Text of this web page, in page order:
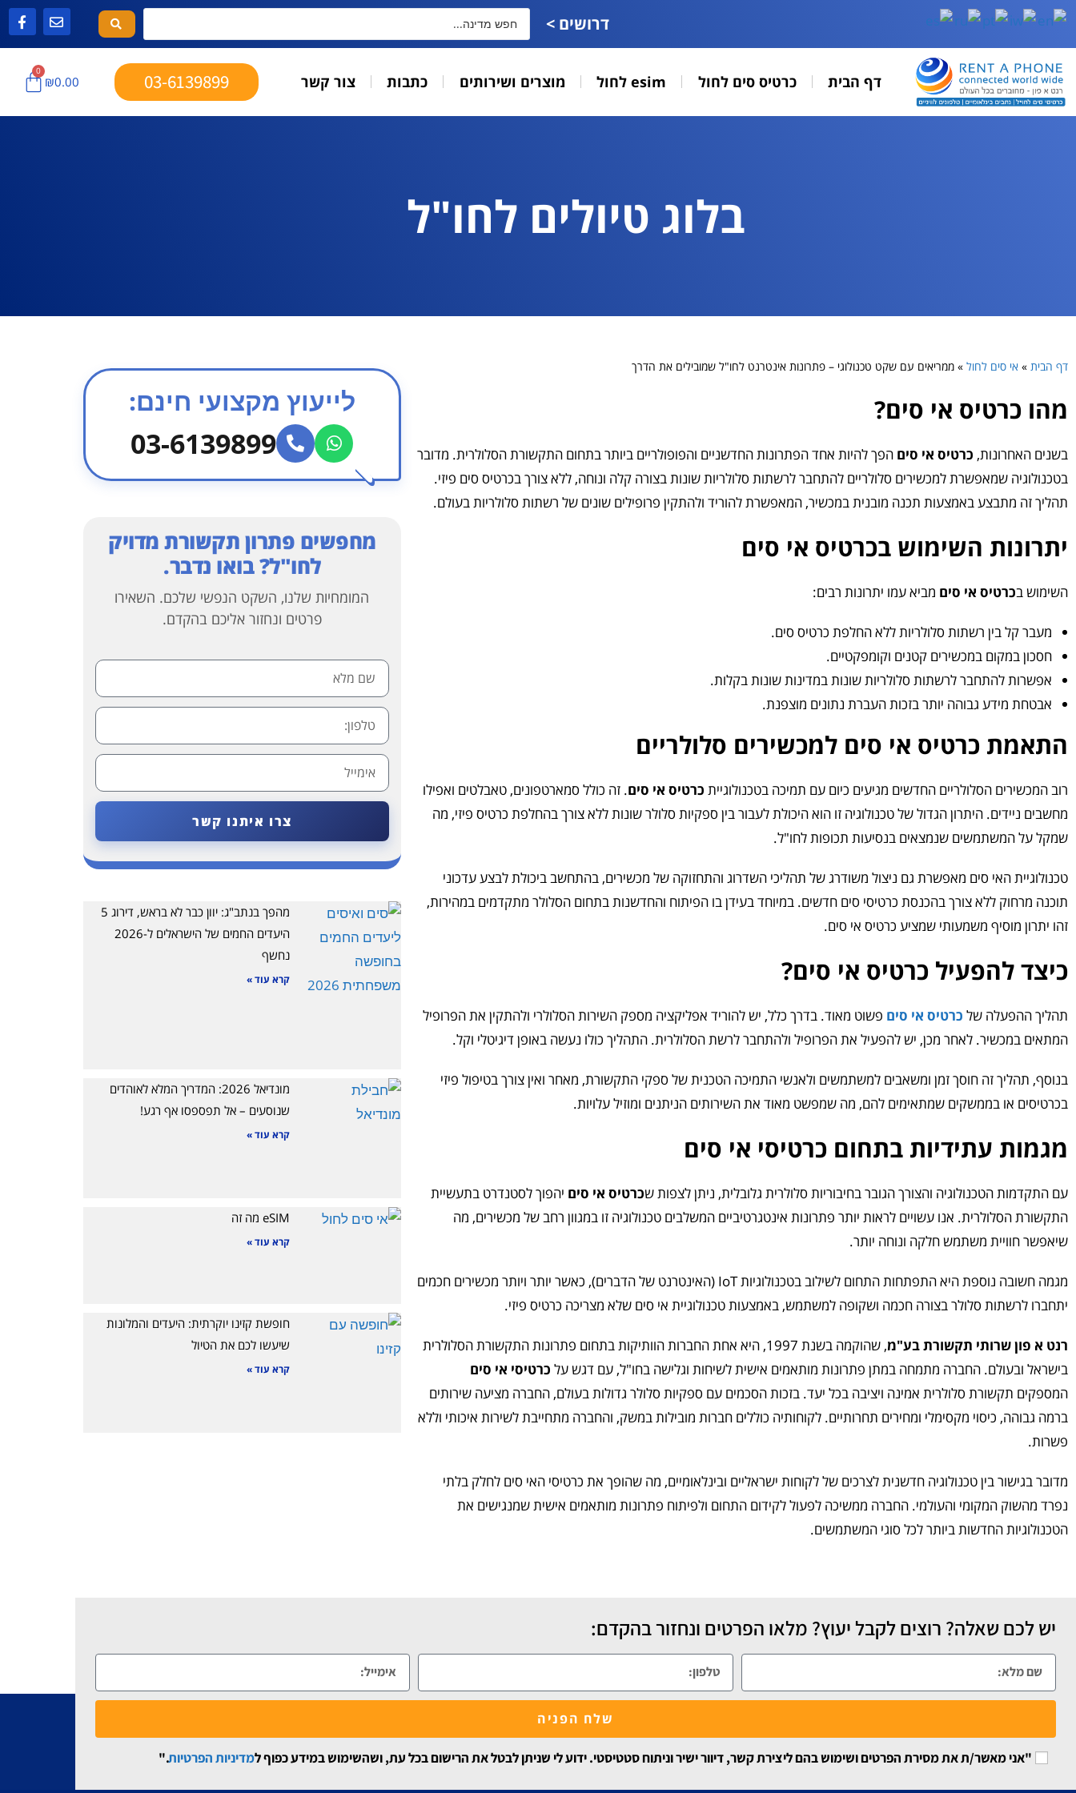
דרושים >
דף הבית כרטיס סים לחול esim לחול מוצרים ושירותים כתבות צור קשר 03-6139899
₪0.00
0
בלוג טיולים לחו"ל
דף הבית » אי סים לחול » ממריאים עם שקט טכנולוגי – פתרונות אינטרנט לחו"ל שמובילים את הדרך
מהו כרטיס אי סים?
בשנים האחרונות, כרטיס אי סים הפך להיות אחד הפתרונות החדשניים והפופולריים ביותר בתחום התקשורת הסלולרית. מדובר
בטכנולוגיה שמאפשרת למכשירים סלולריים להתחבר לרשתות סלולריות שונות בצורה קלה ונוחה, ללא צורך בכרטיס סים פיזי.
תהליך זה מתבצע באמצעות תכנה מובנית במכשיר, המאפשרת להוריד ולהתקין פרופילים שונים של רשתות סלולריות בעולם.
יתרונות השימוש בכרטיס אי סים
השימוש בכרטיס אי סים מביא עמו יתרונות רבים:
מעבר קל בין רשתות סלולריות ללא החלפת כרטיס סים.
חסכון במקום במכשירים קטנים וקומפקטיים.
אפשרות להתחבר לרשתות סלולריות שונות במדינות שונות בקלות.
אבטחת מידע גבוהה יותר בזכות העברת נתונים מוצפנת.
התאמת כרטיס אי סים למכשירים סלולריים
רוב המכשירים הסלולריים החדשים מגיעים כיום עם תמיכה בטכנולוגיית כרטיס אי סים. זה כולל סמארטפונים, טאבלטים ואפילו
מחשבים ניידים. היתרון הגדול של טכנולוגיה זו הוא היכולת לעבור בין ספקיות סלולר שונות ללא צורך בהחלפת כרטיס פיזי, מה
שמקל על המשתמשים שנמצאים בנסיעות תכופות לחו"ל.
טכנולוגיית האי סים מאפשרת גם ניצול משודרג של תהליכי השדרוג והתחזוקה של מכשירים, בהתחשב ביכולת לבצע עדכוני
תוכנה מרחוק ללא צורך בהכנסת כרטיסי סים חדשים. במיוחד בעידן בו הפיתוח והחדשנות בתחום הסלולר מתקדמים במהירות,
זהו יתרון מוסיף משמעותי שמציע כרטיס אי סים.
כיצד להפעיל כרטיס אי סים?
תהליך ההפעלה של כרטיס אי סים פשוט מאוד. בדרך כלל, יש להוריד אפליקציה מספק השירות הסלולרי ולהתקין את הפרופיל
המתאים במכשיר. לאחר מכן, יש להפעיל את הפרופיל ולהתחבר לרשת הסלולרית. התהליך כולו נעשה באופן דיגיטלי וקל.
בנוסף, תהליך זה חוסך זמן ומשאבים למשתמשים ולאנשי התמיכה הטכנית של ספקי התקשורת, מאחר ואין צורך בטיפול פיזי
בכרטיסים או בממשקים שמתאימים להם, מה שמפשט מאוד את השירותים הניתנים ומוזיל עלויות.
מגמות עתידיות בתחום כרטיסי אי סים
עם התקדמות הטכנולוגיה והצורך הגובר בחיבוריות סלולרית גלובלית, ניתן לצפות שכרטיס אי סים יהפוך לסטנדרט בתעשיית
התקשורת הסלולרית. אנו עשויים לראות יותר פתרונות אינטגרטיביים המשלבים טכנולוגיה זו במגוון רחב של מכשירים, מה
שיאפשר חוויית משתמש חלקה ונוחה יותר.
מגמה חשובה נוספת היא התפתחות התחום לשילוב בטכנולוגיות IoT (האינטרנט של הדברים), כאשר יותר ויותר מכשירים חכמים
יתחברו לרשתות סלולר בצורה חכמה ושקופה למשתמש, באמצעות טכנולוגיית אי סים שלא מצריכה כרטיס פיזי.
רנט א פון שרותי תקשורת בע"מ
, שהוקמה בשנת 1997, היא אחת החברות הוותיקות בתחום פתרונות התקשורת הסלולרית
בישראל ובעולם. החברה מתמחה במתן פתרונות מותאמים אישית לשיחות וגלישה בחו"ל, עם דגש על כרטיסי אי סים
המספקים תקשורת סלולרית אמינה ויציבה בכל יעד. בזכות הסכמים עם ספקיות סלולר גדולות בעולם, החברה מציעה שירותים
ברמה גבוהה, כיסוי מקסימלי ומחירים תחרותיים. לקוחותיה כוללים חברות מובילות במשק, והחברה מתחייבת לשירות איכותי וללא
פשרות.
מדובר בגישור בין טכנולוגיה חדשנית לצרכים של לקוחות ישראליים ובינלאומיים, מה שהופך את כרטיסי האי סים לחלק בלתי
נפרד מהשוק המקומי והעולמי. החברה ממשיכה לפעול לקידום התחום ולפיתוח פתרונות מותאמים אישית שמנגישים את
הטכנולוגיות החדשות ביותר לכל סוגי המשתמשים.
לייעוץ מקצועי חינם:
03-6139899
מחפשים פתרון תקשורת מדויק
לחו"ל? בואו נדבר.
המומחיות שלנו, השקט הנפשי שלכם. השאירו
פרטים ונחזור אליכם בהקדם.
צרו איתנו קשר
מהפך בנתב"ג: יוון כבר לא בראש, דירוג 5
היעדים החמים של הישראלים ל-2026
נחשף
קרא עוד »
מונדיאל 2026: המדריך המלא לאוהדים
שנוסעים – אל תפספסו אף רגע!
קרא עוד »
eSIM מה זה
קרא עוד »
חופשת קזינו יוקרתית: היעדים והמלונות
שיעשו לכם את הטיול
קרא עוד »
יש לכם שאלה? רוצים לקבל יעוץ? מלאו הפרטים ונחזור בהקדם:
"אני מאשר/ת את מסירת הפרטים ושימוש בהם ליצירת קשר, דיוור ישיר וניתוח סטטיסטי. ידוע לי שניתן לבטל את הרישום בכל עת, ושהשימוש במידע כפוף למדיניות הפרטיות."
שלח הפניה